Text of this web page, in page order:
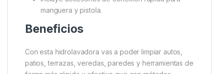
manguera y pistola.
Beneficios
Con esta hidrolavadora vas a poder limpiar autos,
patios, terrazas, veredas, paredes y herramientas de